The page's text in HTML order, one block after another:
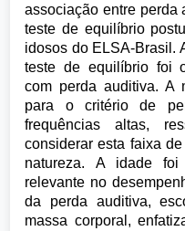
associação entre perda
teste de equilíbrio
idosos do ELSA-Brasil.
teste de equilíbrio foi
com perda auditiva. A
para o critério de
frequências altas,
considerar esta faixa
natureza. A idade
relevante no
da perda auditiva,
massa corporal,